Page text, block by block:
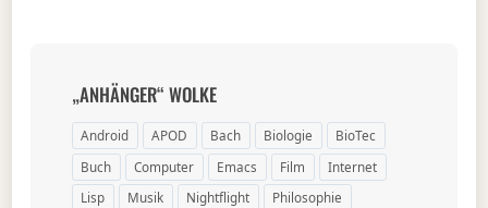
„ANHÄNGER“ WOLKE
Android APOD Bach Biologie
BioTec
Buch
Computer Emacs Film
Internet
Lisp
Musik Nightflight
Philosophie